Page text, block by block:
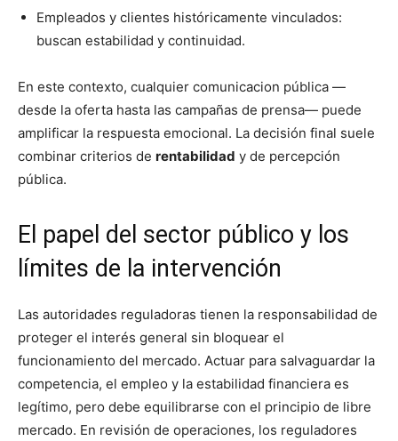
Empleados y clientes históricamente vinculados:
buscan estabilidad y continuidad.
En este contexto, cualquier comunicacion pública —
desde la oferta hasta las campañas de prensa— puede
amplificar la respuesta emocional. La decisión final suele
combinar criterios de rentabilidad y de percepción
pública.
El papel del sector público y los
límites de la intervención
Las autoridades reguladoras tienen la responsabilidad de
proteger el interés general sin bloquear el
funcionamiento del mercado. Actuar para salvaguardar la
competencia, el empleo y la estabilidad financiera es
legítimo, pero debe equilibrarse con el principio de libre
mercado. En revisión de operaciones, los reguladores